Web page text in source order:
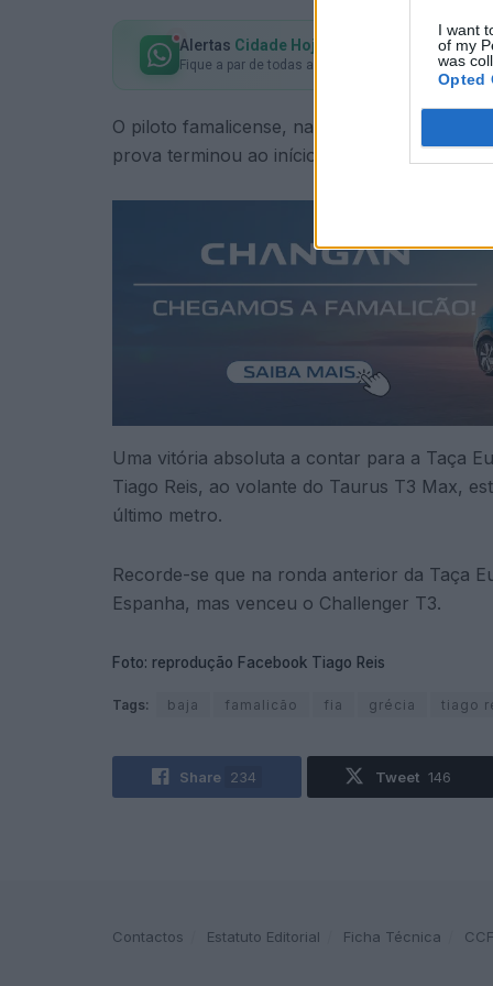
I want
of my
was
Opted
Alertas Cidade Hoje no seu WhatsApp
Fique a par de todas as notícias em primeira mão!
O piloto famalicense, navegado por Paulo
prova terminou ao início da tarde deste
Uma vitória absoluta a contar para a Taça
Tiago Reis, ao volante do Taurus T3 Max,
último metro.
Recorde-se que na ronda anterior da Taça
Espanha, mas venceu o Challenger T3.
Foto: reprodução Facebook Tiago Reis
Tags: baja famalicão fia grécia tiago
Share 234 Tweet 146
Contactos Estatuto Editorial Ficha Técnica CCF